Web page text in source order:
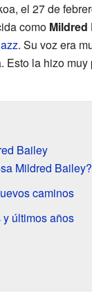
el 27 de
como Mildred
. Su voz era
Esto la hizo
Bailey
Mildred Bailey?
caminos
últimos años